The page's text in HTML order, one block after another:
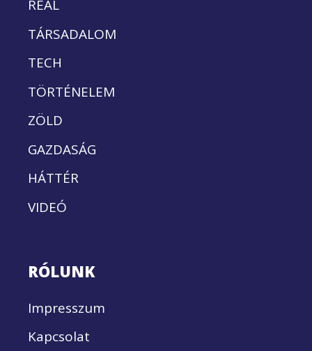
REÁL
TÁRSADALOM
TECH
TÖRTÉNELEM
ZÖLD
GAZDASÁG
HÁTTÉR
VIDEÓ
RÓLUNK
Impresszum
Kapcsolat